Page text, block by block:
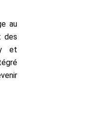
au
des
et